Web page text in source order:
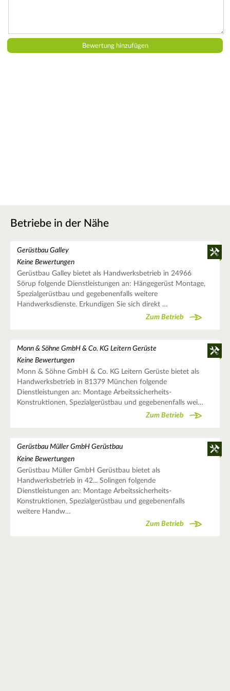
Betriebe in der Nähe
Gerüstbau Galley
Keine Bewertungen
Gerüstbau Galley bietet als Handwerksbetrieb in 24966
Sörup folgende Dienstleistungen an: Hängegerüst Montage,
Spezialgerüstbau und gegebenenfalls weitere
Handwerksdienste. Erkundigen Sie sich direkt …
Zum Betrieb
Monn & Söhne GmbH & Co. KG Leitern Gerüste
Keine Bewertungen
Monn & Söhne GmbH & Co. KG Leitern Gerüste bietet als
Handwerksbetrieb in 81379 München folgende
Dienstleistungen an: Montage Arbeitssicherheits-
Konstruktionen, Spezialgerüstbau und gegebenenfalls wei…
Zum Betrieb
Gerüstbau Müller GmbH Gerüstbau
Keine Bewertungen
Gerüstbau Müller GmbH Gerüstbau bietet als
Handwerksbetrieb in 42... Solingen folgende
Dienstleistungen an: Montage Arbeitssicherheits-
Konstruktionen, Spezialgerüstbau und gegebenenfalls
weitere Handw…
Zum Betrieb